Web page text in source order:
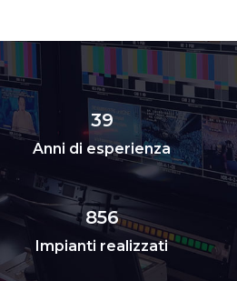
39
Anni di esperienza
856
Impianti realizzati